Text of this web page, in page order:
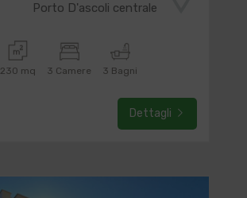
Porto D'ascoli centrale
230 mq 3 Camere 3 Bagni
Dettagli